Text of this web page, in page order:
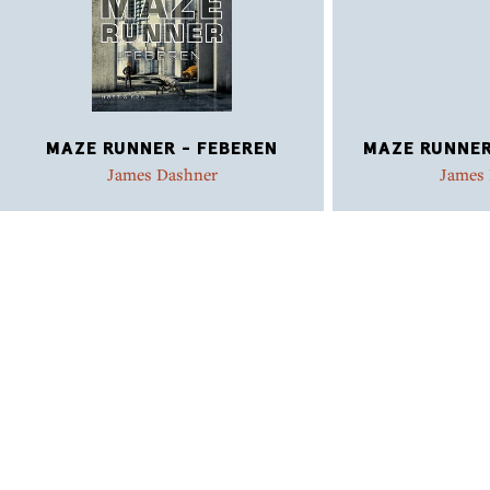
som nummer 5 i rækken.
MAZE RUNNER - FEBEREN
James Dashner
MAZE